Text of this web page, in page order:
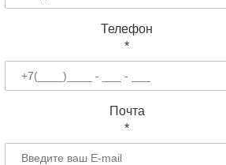
Чем больше
Цена от 95
Телефон
*
Почта
*